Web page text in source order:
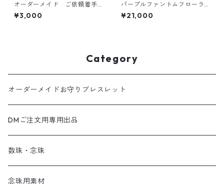
オーダーメイド ご依頼着手
金 お守りブレスレット 肌
守り用
¥3,000
パープルファントムフローラ
イト 希少 柔軟 発想 創
造
¥21,000
Category
オーダーメイドお守りブレスレット
DMご注文用専用出品
数珠・念珠
念珠用素材